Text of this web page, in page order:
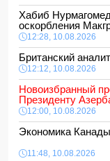
Хабиб
оскорбления
12:28, 10.08.2026
Британский
12:12, 10.08.2026
Новоизбранный
Президенту
12:00, 10.08.2026
Экономика
11:48, 10.08.2026